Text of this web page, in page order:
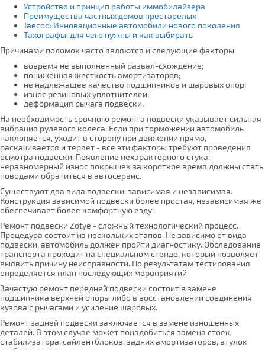
Устройство и принцип работы иммобилайзера
Преимущества частных домов престарелых
Jaecoo: Инновационные автомобили нового поколения
Тахографы: для чего нужны и как выбирать
Причинами поломок часто являются и следующие факторы:
вовремя не выполненный развал-схождение;
пониженная жесткость амортизаторов;
не надлежащее качество подшипников и шаровых опор;
износ резиновых уплотнителей;
деформация рычага подвески.
На необходимость срочного ремонта подвески указывает сильная
вибрация рулевого колеса. Если при торможении автомобиль
наклоняется, уходит в сторону при движении прямо,
раскачивается и теряет - все эти факторы требуют проведения
осмотра подвески. Появление нехарактерного стука,
неравномерный износ покрышек за короткое время должны стать
поводами обратиться в автосервис.
Существуют два вида подвески: зависимая и независимая.
Конструкция зависимой подвески более простая, независимая же
обеспечивает более комфортную езду.
Ремонт подвески Zotye - сложный технологический процесс.
Процедура состоит из нескольких этапов. Не зависимо от вида
подвески, автомобиль должен пройти диагностику. Обследование
транспорта проходит на специальном стенде, который позволяет
выявить причину неисправности. По результатам тестирования
определяется план последующих мероприятий.
Зачастую ремонт передней подвески состоит в замене
подшипника верхней опоры либо в восстановлении соединения
кузова с рычагами и усиление шаровых.
Ремонт задней подвески заключается в замене изношенных
деталей. В этом случае может понадобиться замена стоек
стабилизатора, сайлентблоков, задних амортизаторов, втулок